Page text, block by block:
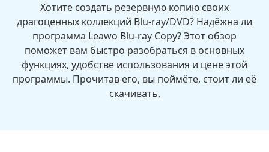
Хотите создать резервную копию своих
драгоценных коллекций Blu-ray/DVD? Надёжна ли
программа Leawo Blu-ray Copy? Этот обзор
поможет вам быстро разобраться в основных
функциях, удобстве использования и цене этой
программы. Прочитав его, вы поймёте, стоит ли её
скачивать.